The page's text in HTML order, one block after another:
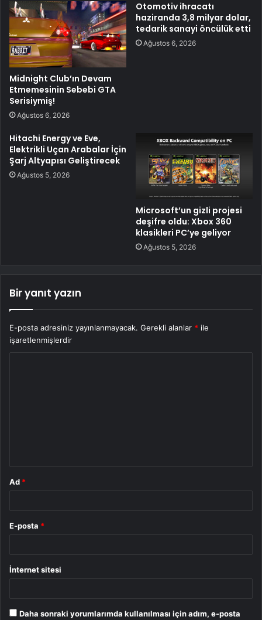
Midnight Club’ın Devam
Etmemesinin Sebebi GTA
Serisiymiş!
Ağustos 6, 2026
Otomotiv ihracatı
haziranda 3,8 milyar dolar,
tedarik sanayi öncülük etti
Ağustos 6, 2026
Hitachi Energy ve Eve,
Elektrikli Uçan Arabalar İçin
Şarj Altyapısı Geliştirecek
Ağustos 5, 2026
Microsoft’un gizli projesi
deşifre oldu: Xbox 360
klasikleri PC’ye geliyor
Ağustos 5, 2026
Bir yanıt yazın
E-posta adresiniz yayınlanmayacak. Gerekli alanlar * ile
işaretlenmişlerdir
Ad *
E-posta *
İnternet sitesi
Daha sonraki yorumlarımda kullanılması için adım, e-posta